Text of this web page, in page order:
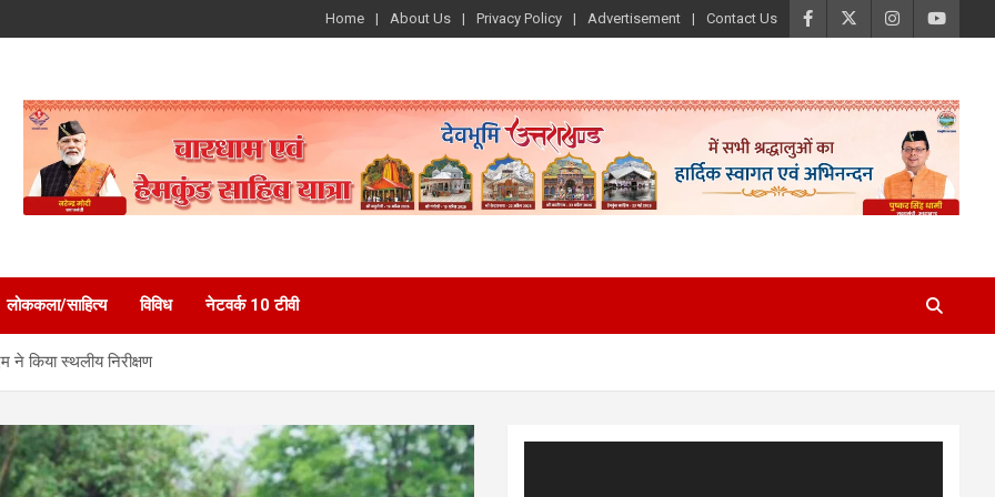
Home About Us Privacy Policy Advertisement Contact Us
लोककला/साहित्य विविध नेटवर्क 10 टीवी
ने किया स्थलीय निरीक्षण